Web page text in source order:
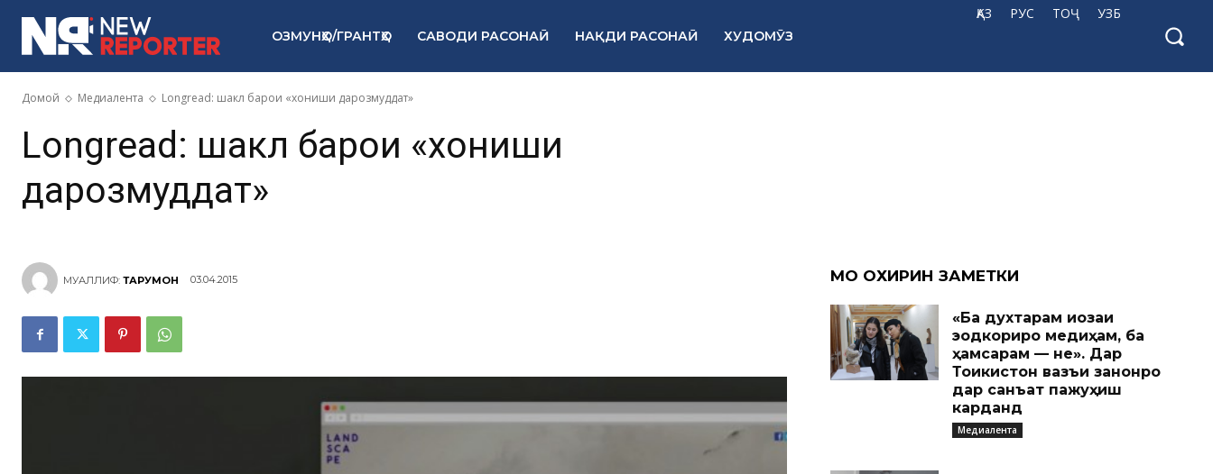
ҚАЗ РУС ТОҶ УЗБ
ОЗМУНҲО/ГРАНТҲО САВОДИ РАСОНАӢ НАҚДИ РАСОНАӢ ХУДОМӮЗ
Домой Медиалента Longread: шакл барои «хониши дарозмуддат»
Longread: шакл барои «хониши
дарозмуддат»
МУАЛЛИФ: ТАРҶУМОН 03.04.2015 МО ОХИРИН ЗАМЕТКИ
«Ба духтарам иҷозаи
эҷодкориро медиҳам, ба
ҳамсарам — не». Дар
Тоҷикистон вазъи занонро
дар санъат пажуҳиш
карданд
Медиалента